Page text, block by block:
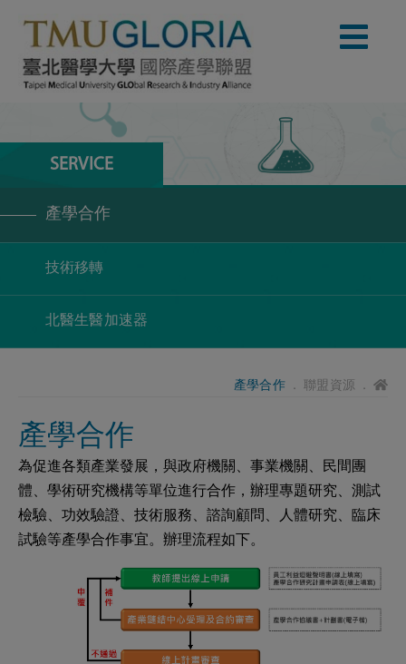
SERVICE
產學合作
技術移轉
北醫生醫加速器
產學合作． 聯盟資源 ．
產學合作
為促進各類產業發展，與政府機關、事業機關、民間團
體、學術研究機構等單位進行合作，辦理專題研究、測試
檢驗、功效驗證、技術服務、諮詢顧問、人體研究、臨床
試驗等產學合作事宜。辦理流程如下。